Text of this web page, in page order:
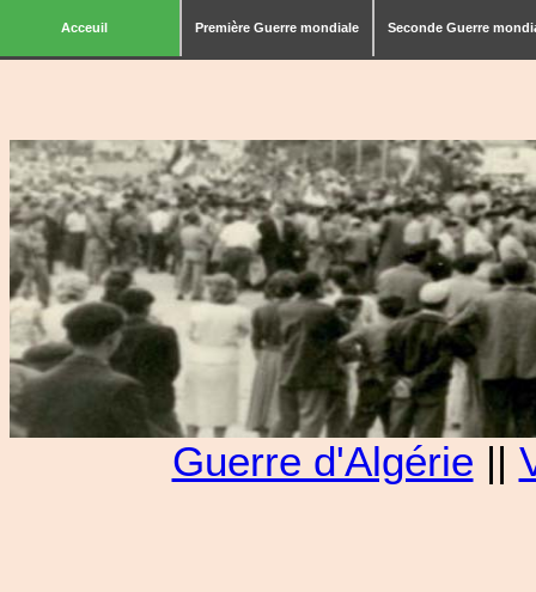
Acceuil Première Guerre mondiale Seconde Guerre
Guerre d'Algérie ||